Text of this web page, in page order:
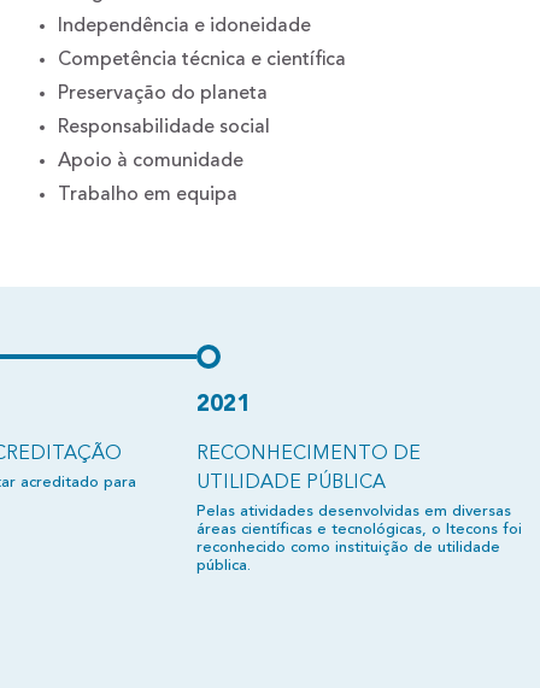
Independência e idoneidade
Competência técnica e científica
Preservação do planeta
Responsabilidade social
Apoio à comunidade
Trabalho em equipa
acreditado para
2021
RECONHECIMENTO DE
UTILIDADE PÚBLICA
Pelas atividades desenvolvidas em diversas
áreas científicas e tecnológicas, o Itecons foi
reconhecido como instituição de utilidade
pública.